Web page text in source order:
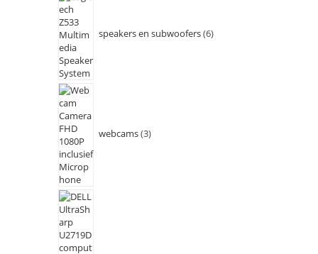
speakers en subwoofers 6
webcams 3